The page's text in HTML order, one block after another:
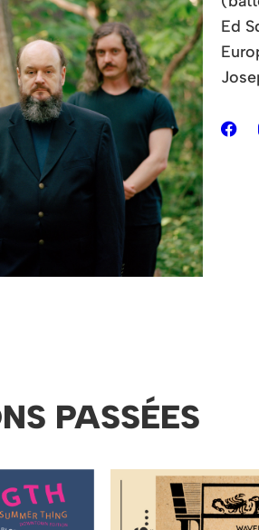
Ed
PASSÉES